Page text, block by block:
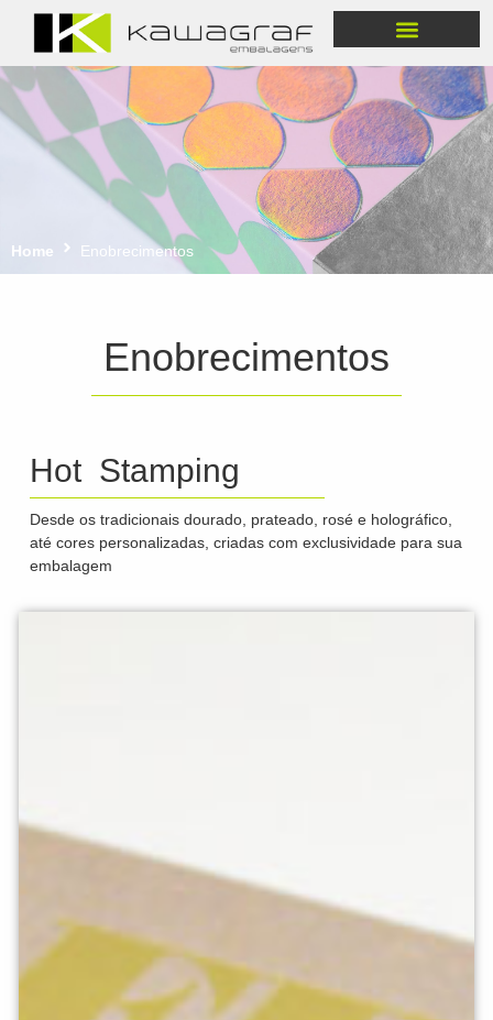
Home Enobrecimentos
Enobrecimentos
Hot Stamping
Desde os tradicionais dourado, prateado, rosé e holográfico,
até cores personalizadas, criadas com exclusividade para sua
embalagem